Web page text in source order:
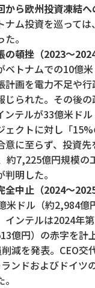
から欧州投資凍結へ
ナム投資を巡って
。
の頓挫（2023〜
ベトナムでの10億
計画を電力不足や
じられた。その後
ンテルが33億米ドル
ェクトに対し「
意に至らず、投資先
約7,225億円規模
明した。
全中止（2024〜
米ドル（約2,984億
インテルは2024年
億円）の赤字を計
減を発表。CEO交
ンドおよびドイツ